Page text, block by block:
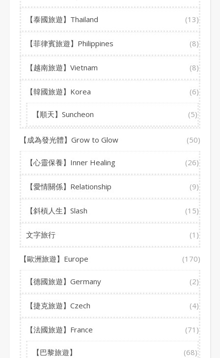
【泰國旅遊】Thailand (13)
【菲律賓旅遊】Philippines (8)
【越南旅遊】Vietnam (8)
【韓國旅遊】Korea (6)
【順天】Suncheon (5)
【成為發光體】Grow to Glow (50)
【心靈保養】Inner Healing (26)
【愛情關係】Relationship (9)
【斜槓人生】Slash (15)
文字旅行 (1)
【歐洲旅遊】Europe (170)
【德國旅遊】Germany (2)
【捷克旅遊】Czech (4)
【法國旅遊】France (71)
【巴黎旅遊】 (68)